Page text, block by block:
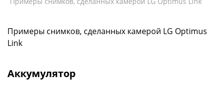
Примеры снимков, сделанных камерой LG Optimus
Link
Аккумулятор